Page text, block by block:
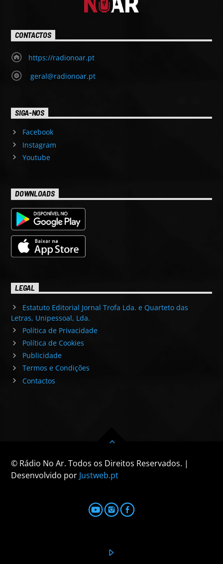
CONTACTOS
https://radionoar.pt
geral@radionoar.pt
SIGA-NOS
Facebook
Instagram
Youtube
DOWNLOADS
LEGAL
Estatuto Editorial Jornal Trofa Lda. e Quarteto das
Letras, Unipessoal, Lda.
Política de Privacidade
Política de Cookies
Publicidade
Termos e Condições
Contactos
© Rádio No Ar. Todos os Direitos Reservados. |
Desenvolvido por Justweb.pt